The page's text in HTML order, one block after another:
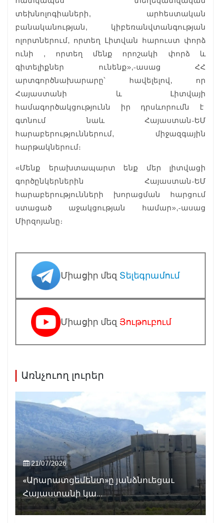
տեխնոլոգիաների, արհեստական
բանականության, կիբեռանվտանգության
ոլորտներում, որտեղ Լիտվան հարուստ փորձ
ունի , որտեղ մենք որոշակի փորձ և
գիտելիքներ ունենք»,-ասաց ՀՀ
արտգործնախարարը՝ հավելելով, որ
Հայաստանի և Լիտվայի
համագործակցությունն իր դրսևորումն է
գտնում նաև Հայաստան-ԵՄ
հարաբերություններում, միջազգային
հարթակներում։
«Մենք երախտապարտ ենք մեր լիտվացի
գործընկերներին Հայաստան-ԵՄ
հարաբերությունների խորացման հարցում
ստացած աջակցության համար»,-ասաց
Միրզոյանը։
Միացիր մեզ Տելեգրամում
Միացիր մեզ Յութուբում
Առնչուող լուրեր
21/07/2026
«Արարատցեմենտ»ը յանձնուեցաւ
Հայաստանի կա...